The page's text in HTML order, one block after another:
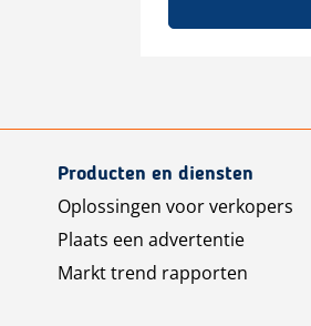
Producten en diensten
Oplossingen voor verkopers
Plaats een advertentie
Markt trend rapporten